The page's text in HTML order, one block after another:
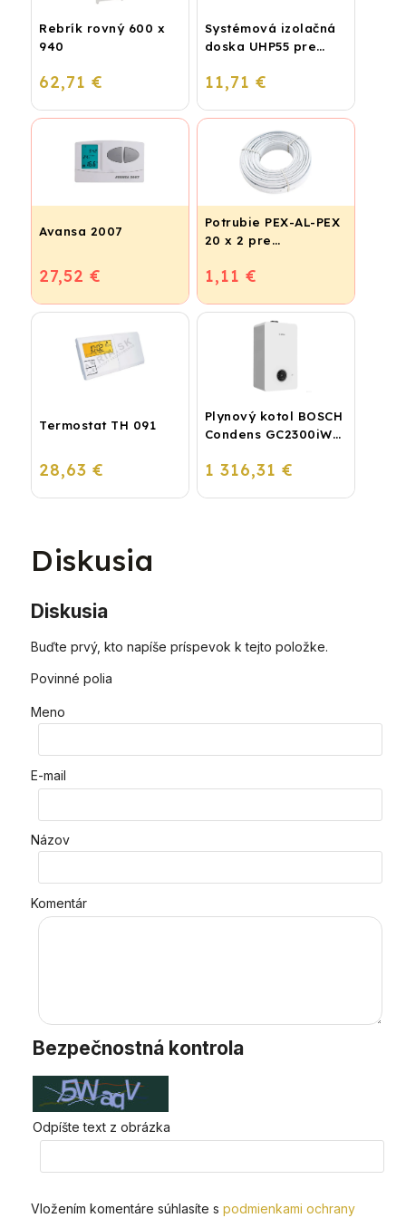
Rebrík rovný 600 x
940
62,71 €
Systémová izolačná
doska UHP55 pre
(STIROTERMAL
11,71 €
Avansa 2007
27,52 €
Potrubie PEX-AL-PEX
20 x 2 pre
podlahové kúrenie a
1,11 €
Termostat TH 091
28,63 €
Plynový kotol BOSCH
Condens GC2300iW
kondenzačný
1 316,31 €
Diskusia
Diskusia
Buďte prvý, kto napíše príspevok k tejto položke.
Povinné polia
Meno
E-mail
Názov
Komentár
Bezpečnostná kontrola
Odpíšte text z obrázka
Vložením komentáre súhlasíte s podmienkami ochrany